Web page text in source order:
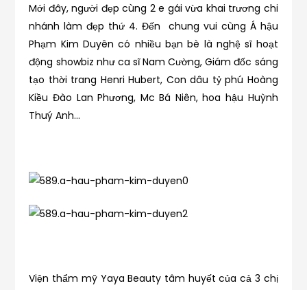
Mới đây, người đẹp cùng 2 e gái vừa khai trương chi
nhánh làm đẹp thứ 4. Đến chung vui cùng Á hậu
Phạm Kim Duyên có nhiều bạn bè là nghệ sĩ hoạt
động showbiz như ca sĩ Nam Cường, Giám đốc sáng
tạo thời trang Henri Hubert, Con dâu tỷ phú Hoàng
Kiều Đào Lan Phương, Mc Bá Niên, hoa hậu Huỳnh
Thuý Anh…
Viện thẩm mỹ Yaya Beauty tâm huyết của cả 3 chị